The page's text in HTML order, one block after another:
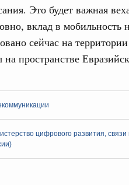
Это будет важная
вклад в
сейчас на
на пространстве
цифрового развития,
часть
ещё двум
№2016-р
и Чечне на
№1999-р и распоряжение от